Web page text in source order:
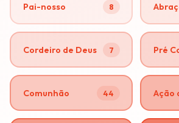
Pai-nosso 8
Cordeiro de Deus 7 Pré
Comunhão 44 Ação